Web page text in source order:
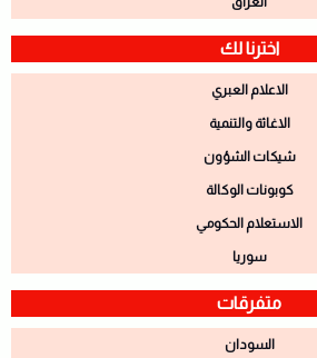
اخترنا لك
الاعلام العبري
الاغاثة والتنمية
شيكات الشؤون
كوبونات الوكالة
الاستعلام الحكومي
سوريا
متفرقات
السودان